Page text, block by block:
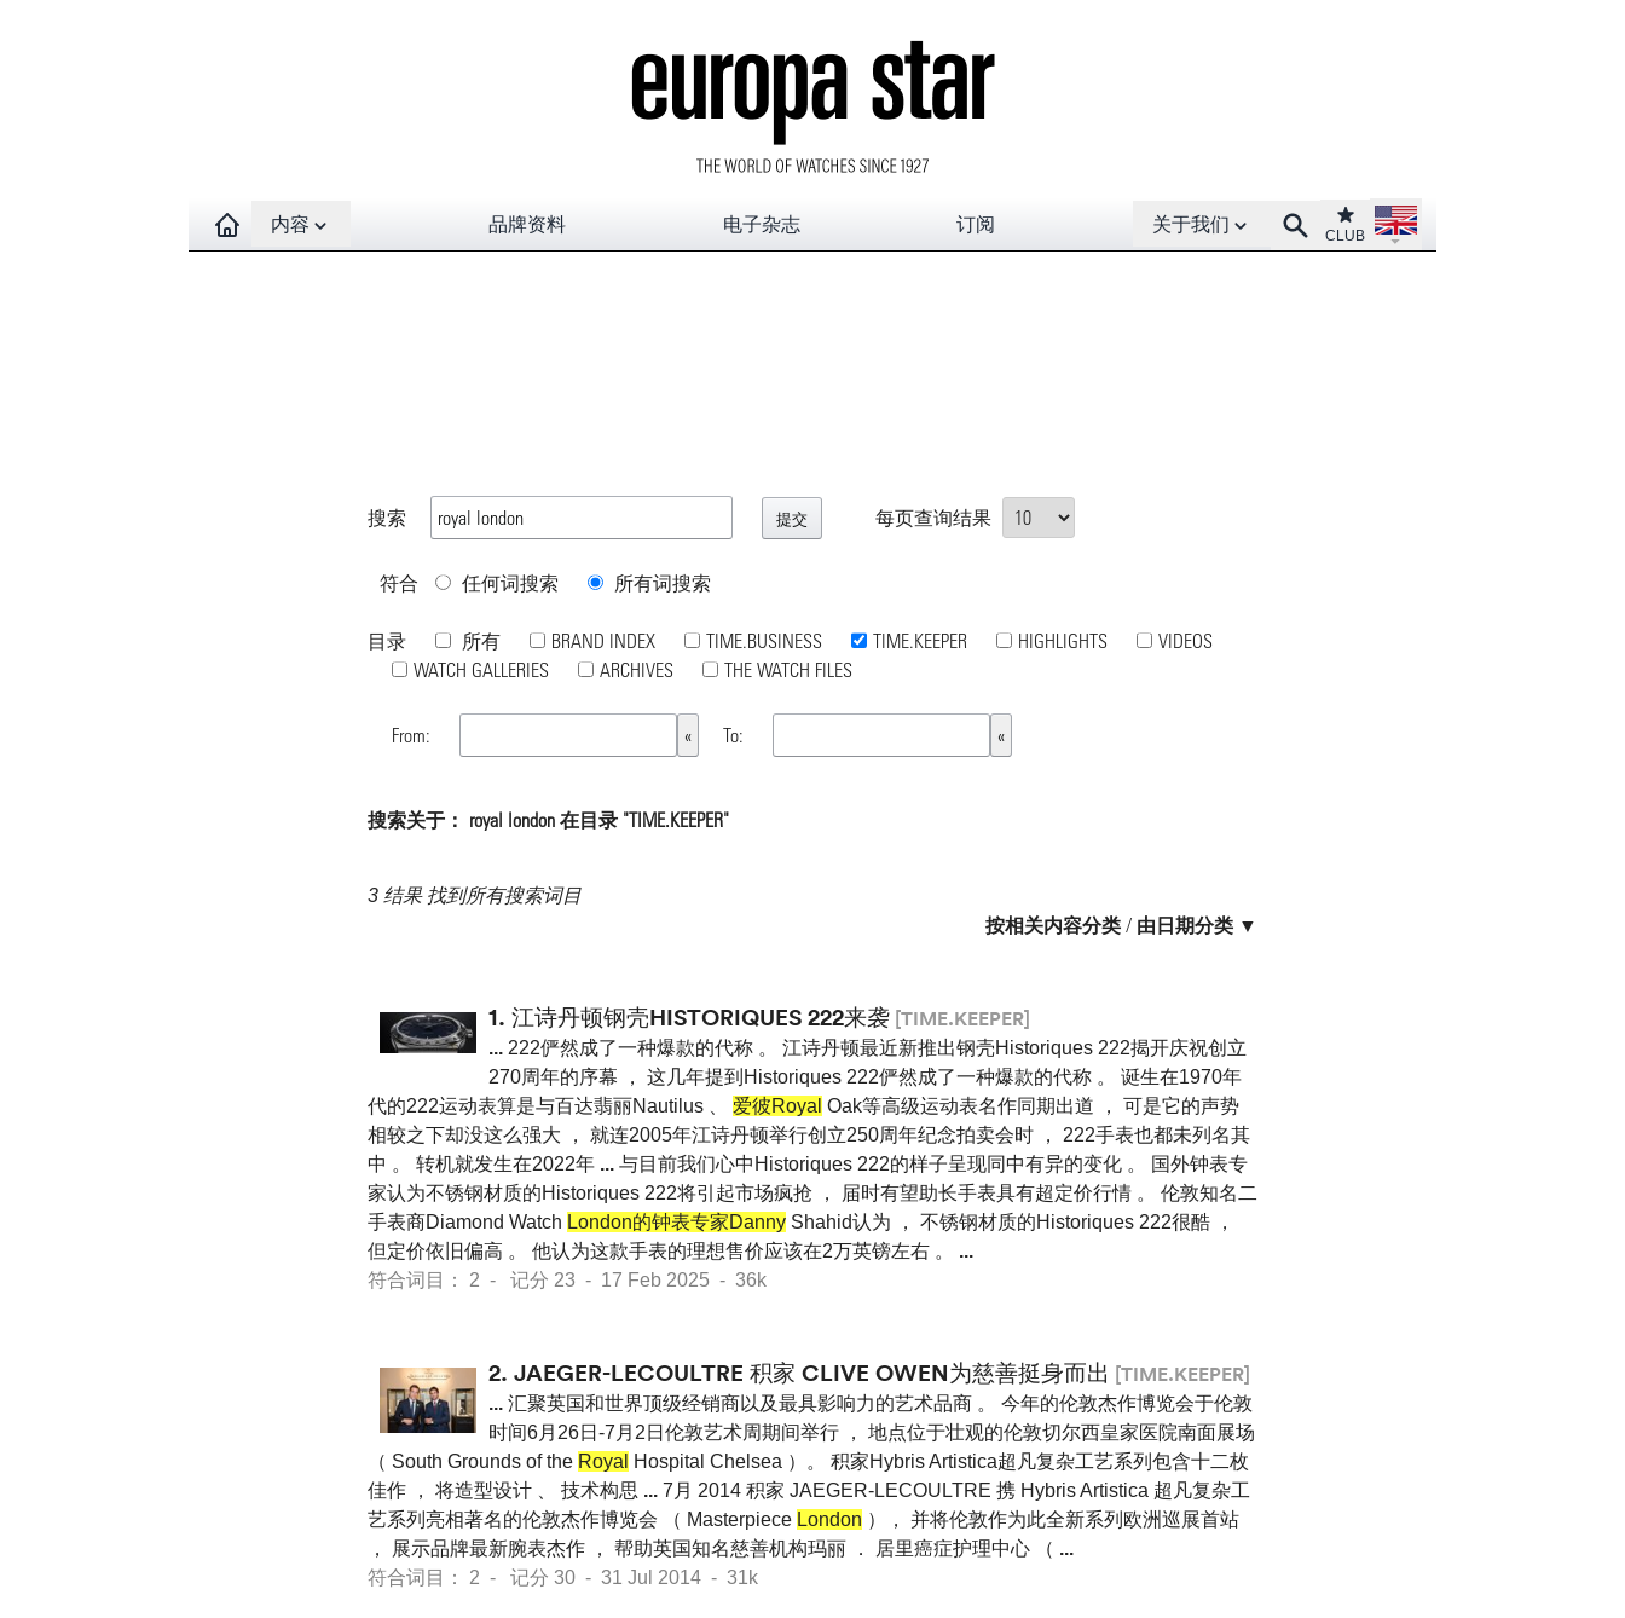
Open contents menu
内容 品牌资料 电子杂志 订阅
Open About menu
关于我们 SearchClub
CLUB
Open language menu
搜索 每页查询结果
符合 任何词搜索 所有词搜索
目录 所有 BRAND INDEX TIME.BUSINESS TIME.KEEPER HIGHLIGHTS
VIDEOS
WATCH GALLERIES
ARCHIVES THE WATCH FILES
From: To:
搜索关于： royal london 在目录 "TIME.KEEPER"
3 结果 找到所有搜索词目
按相关内容分类 / 由日期分类 ▼
1. 江诗丹顿钢壳HISTORIQUES 222来袭 [TIME.KEEPER]
... 222俨然成了一种爆款的代称 。 江诗丹顿最近新推出钢壳Historiques 222揭开庆祝创立
270周年的序幕 ， 这几年提到Historiques 222俨然成了一种爆款的代称 。 诞生在1970年
代的222运动表算是与百达翡丽Nautilus 、 爱彼Royal Oak等高级运动表名作同期出道 ， 可是它的声势
相较之下却没这么强大 ， 就连2005年江诗丹顿举行创立250周年纪念拍卖会时 ， 222手表也都未列名其
中 。 转机就发生在2022年 ... 与目前我们心中Historiques 222的样子呈现同中有异的变化 。 国外钟表专
家认为不锈钢材质的Historiques 222将引起市场疯抢 ， 届时有望助长手表具有超定价行情 。 伦敦知名二
手表商Diamond Watch London的钟表专家Danny Shahid认为 ， 不锈钢材质的Historiques 222很酷 ，
但定价依旧偏高 。 他认为这款手表的理想售价应该在2万英镑左右 。 ...
符合词目： 2 - 记分 23 - 17 Feb 2025 - 36k
2. JAEGER-LECOULTRE 积家 CLIVE OWEN为慈善挺身而出 [TIME.KEEPER]
... 汇聚英国和世界顶级经销商以及最具影响力的艺术品商 。 今年的伦敦杰作博览会于伦敦
时间6月26日-7月2日伦敦艺术周期间举行 ， 地点位于壮观的伦敦切尔西皇家医院南面展场
（ South Grounds of the Royal
Hospital Chelsea ）。 积家Hybris Artistica超凡复杂工艺系列包含十二枚
佳作 ， 将造型设计 、 技术构思 ... 7月 2014 积家 JAEGER-LECOULTRE 携 Hybris Artistica 超凡复杂工
艺系列亮相著名的伦敦杰作博览会 （ Masterpiece London ）， 并将伦敦作为此全新系列欧洲巡展首站
， 展示品牌最新腕表杰作 ， 帮助英国知名慈善机构玛丽 ． 居里癌症护理中心 （ ...
符合词目： 2 - 记分 30 - 31 Jul 2014 - 31k